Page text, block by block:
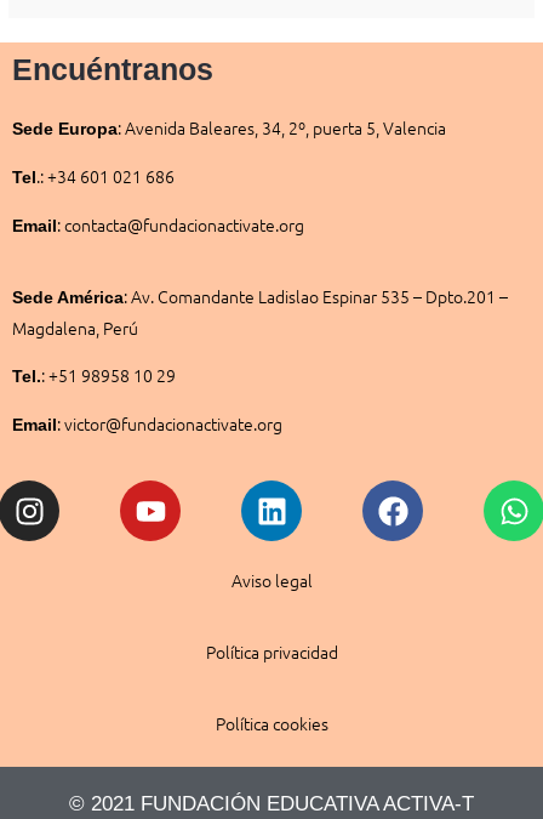
Encuéntranos
Sede Europa:Avenida Baleares, 34, 2º, puerta 5, Valencia
Tel .: +34 601 021 686
Email: contacta@fundacionactivate.org
Sede América:Av. Comandante Ladislao Espinar 535 – Dpto.201 –
Magdalena, Perú
Tel.: +51 98958 10 29
Email: victor@fundacionactivate.org
InstagramYoutubeLinkedin Facebook
Aviso legal
Política privacidad
Política cookies
© 2021 FUNDACIÓN EDUCATIVA ACTIVA-T​